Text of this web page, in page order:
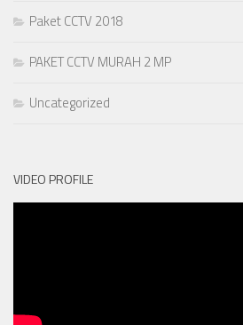
Paket CCTV 2018
PAKET CCTV MURAH 2 MP
Uncategorized
VIDEO PROFILE